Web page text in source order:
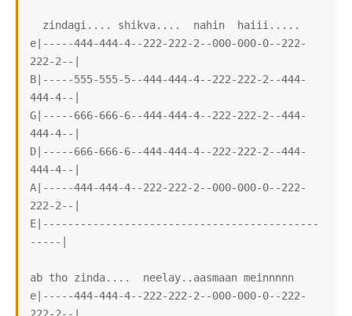
e|-----444-444-4--222-222-2--000-000-0--222-
222-2--|
B|-----555-555-5--444-444-4--222-222-2--444-
444-4--|
G|-----666-666-6--444-444-4--222-222-2--444-
444-4--|
D|-----666-666-6--444-444-4--222-222-2--444-
444-4--|
A|-----444-444-4--222-222-2--000-000-0--222-
222-2--|
E|--------------------------------------------
-----|
ab tho zinda....  neelay..aasmaan meinnnnn
e|-----444-444-4--222-222-2--000-000-0--222-